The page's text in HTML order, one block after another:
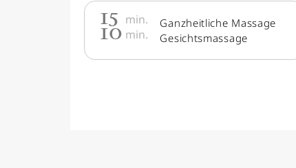
15 min. Ganzheitliche Massage
10 min. Gesichtsmassage